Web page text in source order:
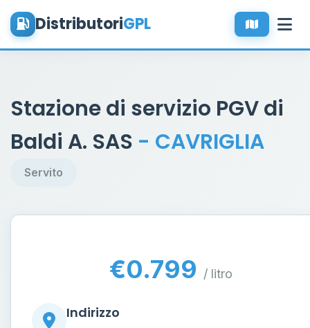
DistributoriGPL
Stazione di servizio PGV di
Baldi A. SAS - CAVRIGLIA
Servito
€0.799 / litro
Indirizzo